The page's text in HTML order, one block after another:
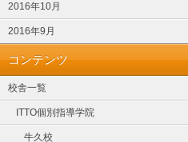
2016年10月
2016年9月
コンテンツ
校舎一覧
ITTO個別指導学院
牛久校